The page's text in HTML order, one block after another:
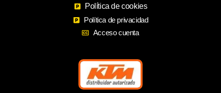
o
o
k
g
r
a
m
a
r
k
e
a
Política de cookies
Política de privacidad
Acceso cuenta